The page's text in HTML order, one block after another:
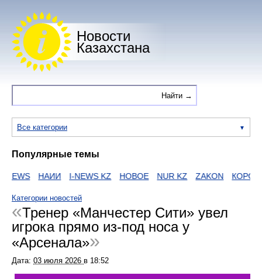
Новости
Казахстана
Все категории
Популярные темы
НАИИ I-NEWS KZ НОВОЕ NUR KZ ZAKON
Категории новостей
Тренер «Манчестер Сити» увел
игрока прямо из-под носа у
«Арсенала»
Дата: 03 июля 2026 в 18:52